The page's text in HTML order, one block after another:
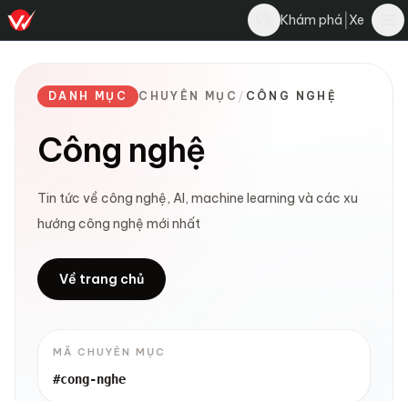
Khám phá Xe
DANH MỤC CHUYÊN MỤC / CÔNG NGHỆ
Công nghệ
Tin tức về công nghệ, AI, machine learning và các xu
hướng công nghệ mới nhất
Về trang chủ
MÃ CHUYÊN MỤC
#cong-nghe